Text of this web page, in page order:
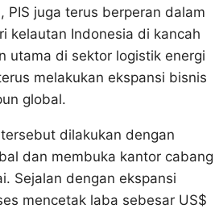
PIS juga terus berperan dalam
kelautan Indonesia di kancah
utama di sektor logistik energi
melakukan ekspansi bisnis
global.
dilakukan dengan
dan membuka kantor cabang
Sejalan dengan ekspansi
mencetak laba sebesar US$